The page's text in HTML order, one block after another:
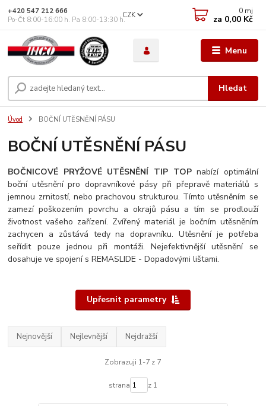
Menu
CZK
Hledat
+420 547 212 666
Po-Čt 8:00-16:00 h. Pa 8:00-13:30 h.
0 mj
za 0,00 Kč
Úvod BOČNÍ UTĚSNĚNÍ PÁSU
BOČNÍ UTĚSNĚNÍ PÁSU
BOČNICOVÉ PRYŽOVÉ UTĚSNĚNÍ TIP TOPnabízí optimální
boční utěsnění pro dopravníkové pásy při přepravě materiálů s
jemnou zrnitostí, nebo prachovou strukturou. Tímto utěsněním se
zamezí poškozením povrchu a okrajů pásu a tím se prodlouží
životnost vašeho zařízení. Zvířený materiál je bočním utěsněním
zachycen a zůstává tedy na dopravníku. Utěsnění je potřeba
seřídit pouze jednou při montáži. Nejefektivnější utěsnění se
dosahuje ve spojení s REMASLIDE - Dopadovými lištami.
Upřesnit parametry
Nejnovější Nejlevnější Nejdražší
Zobrazuji 1-7 z 7
strana z 1